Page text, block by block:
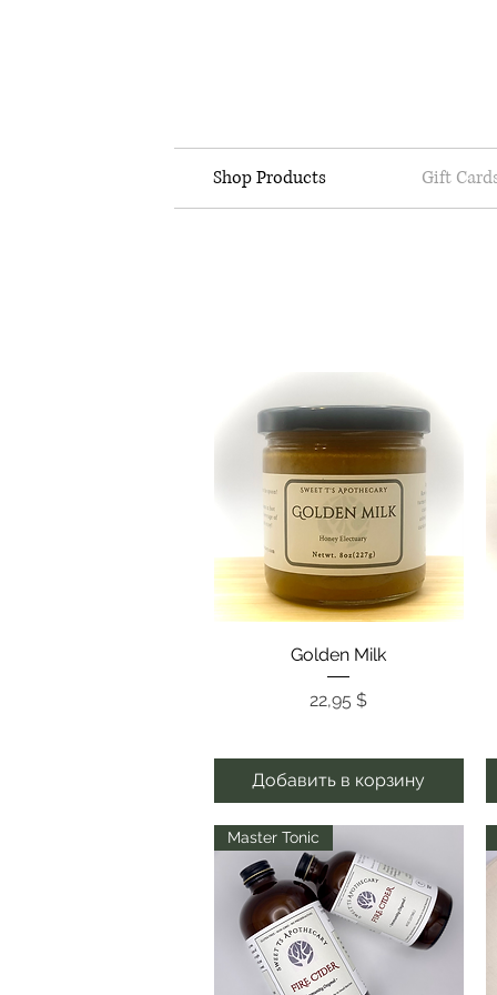
Быстрый просмотр
Golden Milk
Цена
22,95 $
Добавить в корзину
Master Tonic
Shop Products Gift